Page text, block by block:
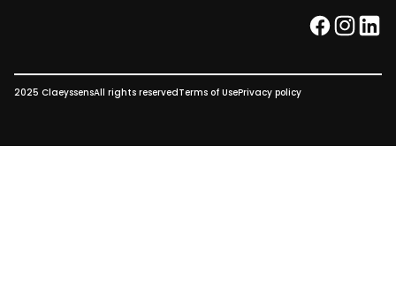
facebook
2025 ClaeyssensAll rights reservedTerms of UsePrivacy policy